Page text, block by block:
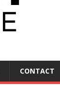
CONTACT